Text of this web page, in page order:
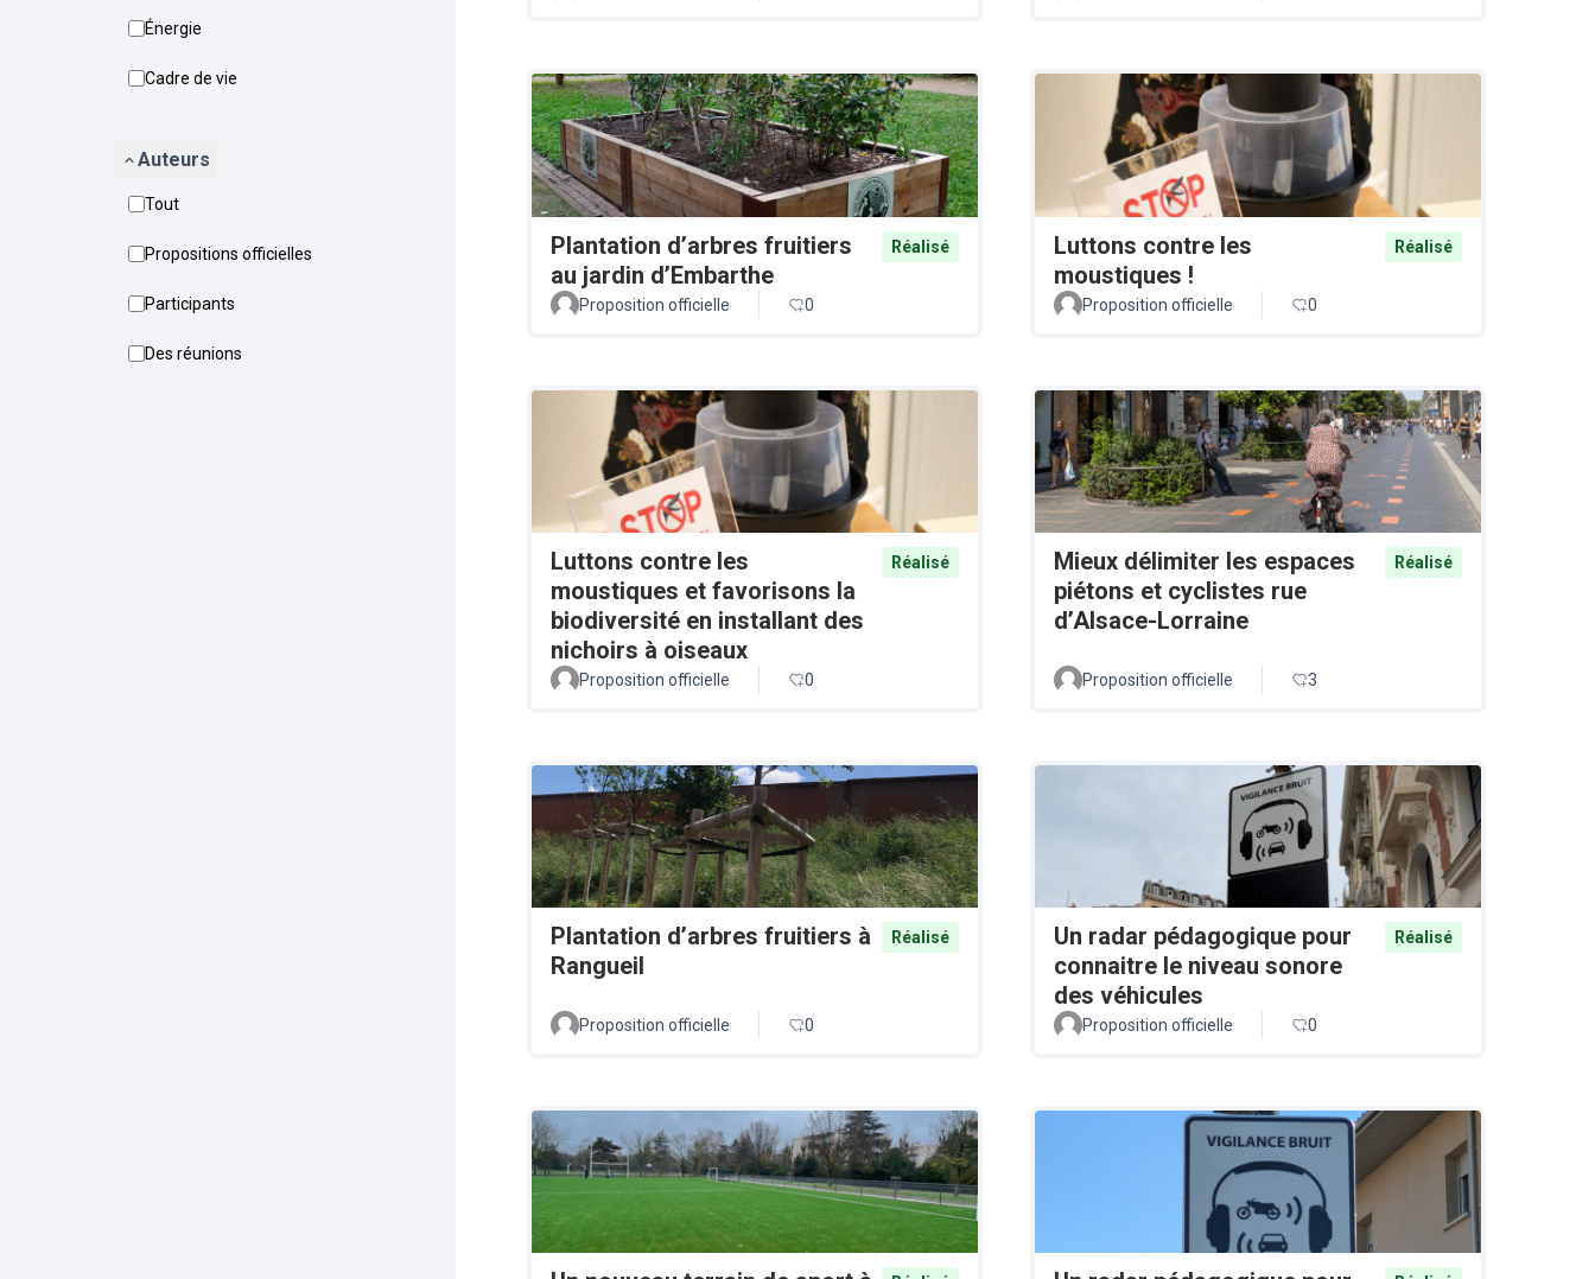
Énergie
Cadre de vie
Auteurs
Tout
Propositions officielles
Participants
Des réunions
Plantation d’arbres fruitiers
au jardin d’Embarthe
Réalisé
Proposition officielle 0
Luttons contre les
moustiques !
Réalisé
Proposition officielle 0
Luttons contre les
moustiques et favorisons la
biodiversité en installant des
nichoirs à oiseaux
Réalisé
Proposition officielle 0
Mieux délimiter les espaces
piétons et cyclistes rue
d’Alsace-Lorraine
Réalisé
Proposition officielle 3
Plantation d’arbres fruitiers à
Rangueil
Réalisé
Proposition officielle 0
Un radar pédagogique pour
connaitre le niveau sonore
des véhicules
Réalisé
Proposition officielle 0